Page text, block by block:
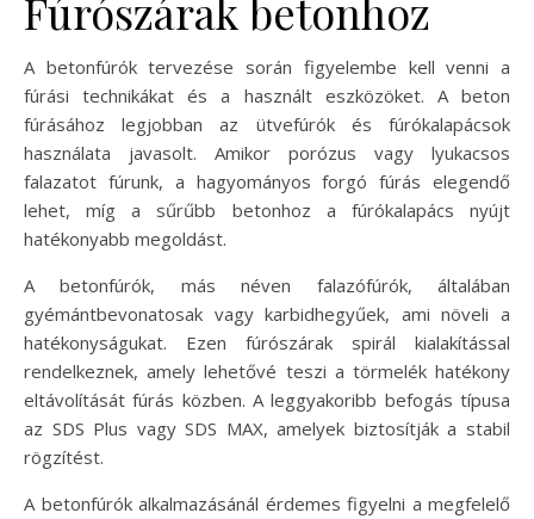
Fúrószárak betonhoz
A betonfúrók tervezése során figyelembe kell venni a
fúrási technikákat és a használt eszközöket. A beton
fúrásához legjobban az ütvefúrók és fúrókalapácsok
használata javasolt. Amikor porózus vagy lyukacsos
falazatot fúrunk, a hagyományos forgó fúrás elegendő
lehet, míg a sűrűbb betonhoz a fúrókalapács nyújt
hatékonyabb megoldást.
A betonfúrók, más néven falazófúrók, általában
gyémántbevonatosak vagy karbidhegyűek, ami növeli a
hatékonyságukat. Ezen fúrószárak spirál kialakítással
rendelkeznek, amely lehetővé teszi a törmelék hatékony
eltávolítását fúrás közben. A leggyakoribb befogás típusa
az SDS Plus vagy SDS MAX, amelyek biztosítják a stabil
rögzítést.
A betonfúrók alkalmazásánál érdemes figyelni a megfelelő